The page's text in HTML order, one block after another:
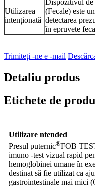
Utilizarea
intenționată
Dispozitivul de
(Fecale) este
detectarea
în epruvete
Trimiteți -ne e -mail
Detaliu produs
Etichete de
Utilizare ntended
Presul puternic®FOB
imuno -test vizual rapid
hemoglobinei umane în
destinat să fie utilizat ca
gastrointestinale mai mici